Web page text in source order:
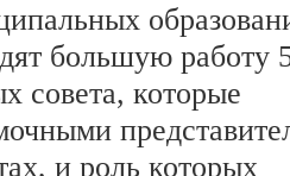
большую работу
совета, которые
и роль которых